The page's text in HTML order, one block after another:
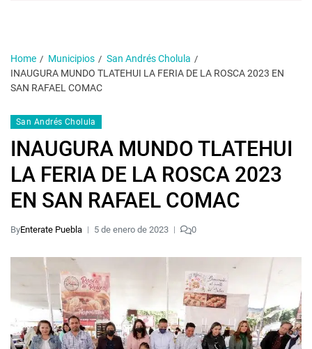
Home Municipios
San Andrés Cholula
INAUGURA MUNDO TLATEHUI LA FERIA DE LA ROSCA 2023 EN
SAN RAFAEL COMAC
San Andrés Cholula
INAUGURA MUNDO TLATEHUI
LA FERIA DE LA ROSCA 2023
EN SAN RAFAEL COMAC
ByEnterate Puebla 5 de enero de 2023 0